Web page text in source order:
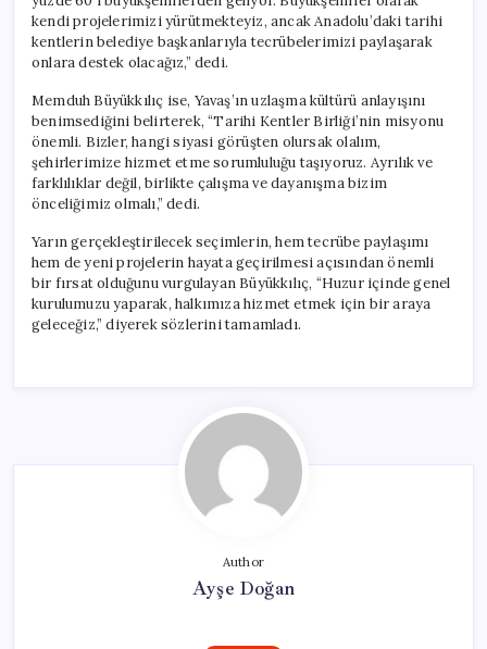
kendi projelerimizi yürütmekteyiz, ancak Anadolu’daki tarihi
kentlerin belediye başkanlarıyla tecrübelerimizi paylaşarak
onlara destek olacağız,” dedi.
Memduh Büyükkılıç ise, Yavaş’ın uzlaşma kültürü anlayışını
benimsediğini belirterek, “Tarihi Kentler Birliği’nin misyonu
önemli. Bizler, hangi siyasi görüşten olursak olalım,
şehirlerimize hizmet etme sorumluluğu taşıyoruz. Ayrılık ve
farklılıklar değil, birlikte çalışma ve dayanışma bizim
önceliğimiz olmalı,” dedi.
Yarın gerçekleştirilecek seçimlerin, hem tecrübe paylaşımı
hem de yeni projelerin hayata geçirilmesi açısından önemli
bir fırsat olduğunu vurgulayan Büyükkılıç, “Huzur içinde genel
kurulumuzu yaparak, halkımıza hizmet etmek için bir araya
geleceğiz,” diyerek sözlerini tamamladı.
Author
Ayşe Doğan